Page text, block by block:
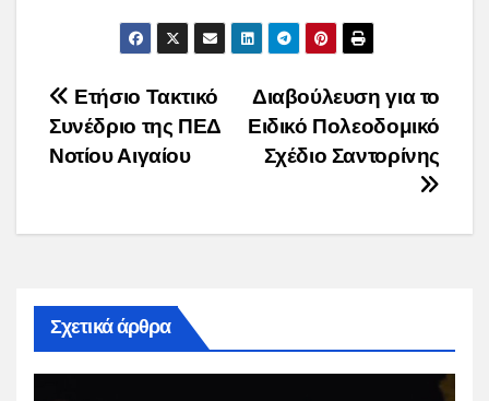
Post
navigation
Διαβούλευση για το
Ειδικό Πολεοδομικό
Σχέδιο Σαντορίνης
Ετήσιο Τακτικό
Συνέδριο της ΠΕΔ
Νοτίου Αιγαίου
Σχετικά άρθρα